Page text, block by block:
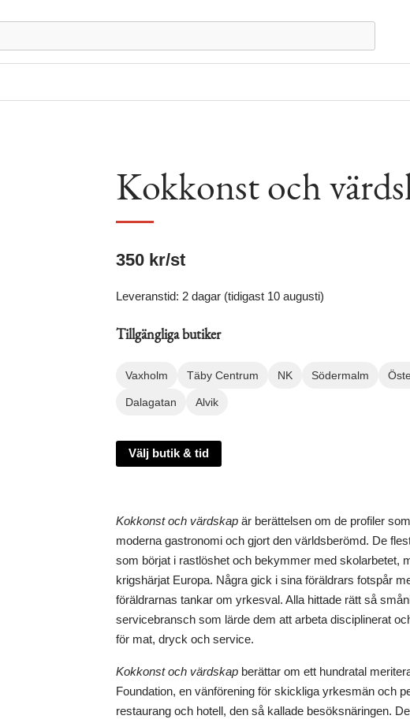
Kokkonst och
350 kr/st
Leveranstid: 2 dagar (tidigast 10 augusti)
Tillgängliga butiker
Vaxholm Täby Centrum NK Södermalm
Dalagatan Alvik
Välj butik & tid
Kokkonst och värdskap är berättelsen om de profiler
moderna gastronomi och gjort den världsberömd. De
som börjat i rastlöshet och bekymmer med skolarbetet,
krigshärjat Europa. Några gick i sina föräldrars fotspår
föräldrarnas tankar om yrkesval. Alla hittade rätt så
servicebransch som lärde dem att arbeta disciplinerat
för mat, dryck och service.
Kokkonst och värdskap berättar om ett hundratal
Foundation, en vänförening för skickliga yrkesmän och
restaurang och hotell, den så kallade besöksnäringen.